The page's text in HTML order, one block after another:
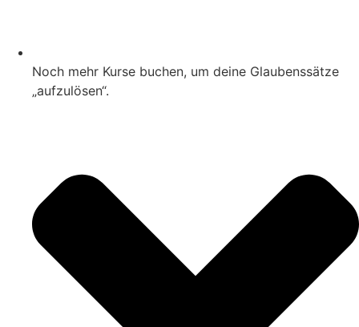
Noch mehr Kurse buchen, um deine Glaubenssätze
„aufzulösen“.